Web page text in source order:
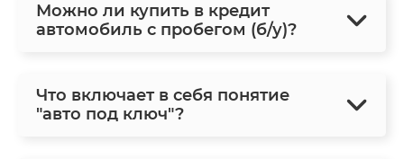
Можно ли купить в кредит
автомобиль с пробегом (б/у)?
Что включает в себя понятие
"авто под ключ"?